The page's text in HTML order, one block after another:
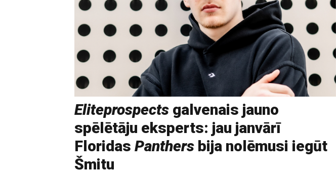
Eliteprospects galvenais jauno
spēlētāju eksperts: jau janvārī
Floridas Panthers bija nolēmusi iegūt
Šmitu